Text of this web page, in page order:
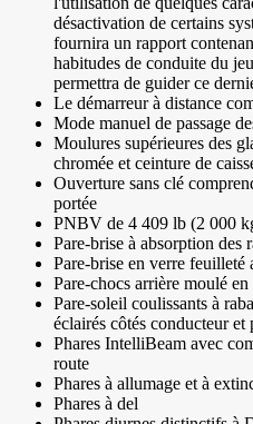
désactivation de certains
fournira un rapport
habitudes de conduite du
permettra de guider ce
Le démarreur à distance
Mode manuel de passage
Moulures supérieures des
chromée et ceinture de
Ouverture sans clé
portée
PNBV de 4 409 lb (2 000
Pare-brise à absorption des
Pare-brise en verre feuilleté
Pare-chocs arrière moulé
Pare-soleil coulissants à
éclairés côtés conducteur et
Phares IntelliBeam avec
route
Phares à allumage et à
Phares à del